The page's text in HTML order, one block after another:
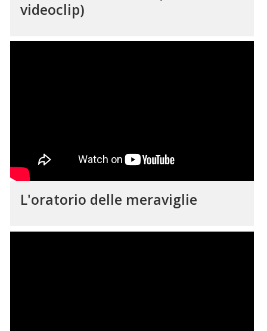
videoclip)
L'oratorio delle meraviglie